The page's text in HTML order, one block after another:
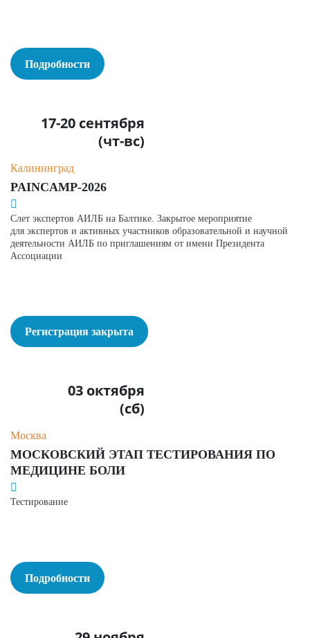
Подробности
17-20 сентября
(чт-вс)
Калининград
PAINCAMP-2026
Слет экспертов АИЛБ на Балтике. Закрытое мероприятие
для экспертов и активных участников образовательной и научной
деятельности АИЛБ по приглашениям от имени Президента
Ассоциации
Регистрация закрыта
03 октября
(сб)
Москва
МОСКОВСКИЙ ЭТАП ТЕСТИРОВАНИЯ ПО
МЕДИЦИНЕ БОЛИ
Тестирование
Подробности